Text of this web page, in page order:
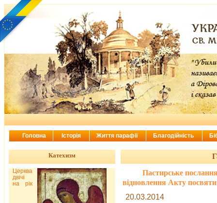
Пастирське
відновлення Акту
20.03.2014
Катехизм
Церква
двічі
на рік
Головна Історія Життя парафії Благодійність